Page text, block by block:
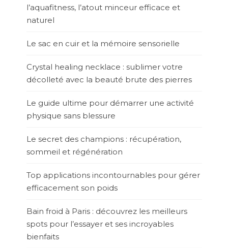
l’aquafitness, l’atout minceur efficace et
naturel
Le sac en cuir et la mémoire sensorielle
Crystal healing necklace : sublimer votre
décolleté avec la beauté brute des pierres
Le guide ultime pour démarrer une activité
physique sans blessure
Le secret des champions : récupération,
sommeil et régénération
Top applications incontournables pour gérer
efficacement son poids
Bain froid à Paris : découvrez les meilleurs
spots pour l’essayer et ses incroyables
bienfaits